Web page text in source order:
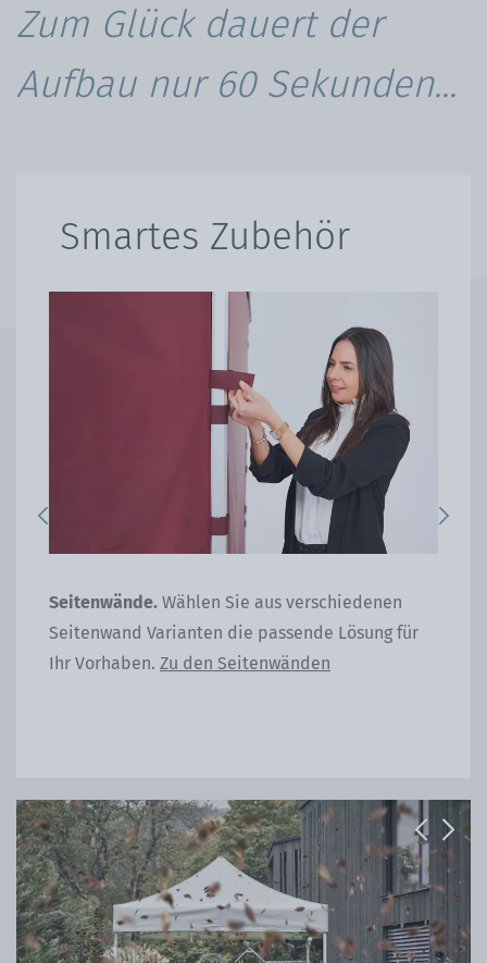
Zum Glück dauert der
Aufbau nur 60 Sekunden...
Smartes Zubehör
Seitenwände. Wählen Sie aus verschiedenen
Seitenwand Varianten die passende Lösung für
Ihr Vorhaben. Zu den Seitenwänden
Previous
Next